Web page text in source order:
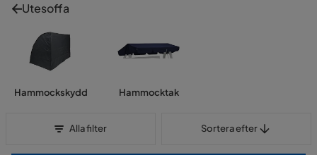
Utesoffa
Hammockskydd Hammocktak
Alla filter Sortera efter